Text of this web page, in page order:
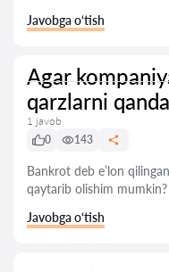
Javobga o‘tish
Agar
qarzlarni
1 javob
0
143
Bankrot deb e’lon
qaytarib olishim mumkin?
Javobga o‘tish